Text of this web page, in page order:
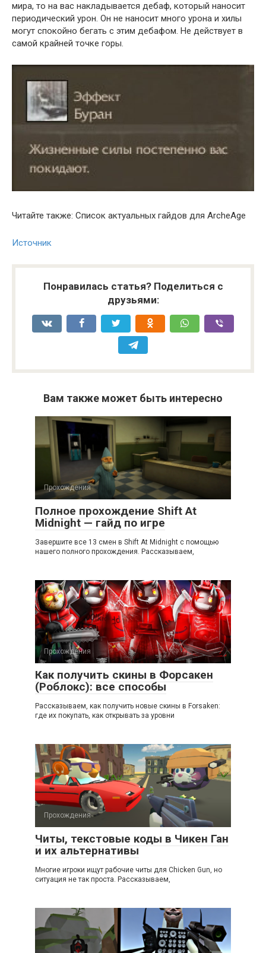
мира, то на вас накладывается дебаф, который наносит
периодический урон. Он не наносит много урона и хилы
могут спокойно бегать с этим дебафом. Не действует в
самой крайней точке горы.
Читайте также: Список актуальных гайдов для ArcheAge
Источник
Понравилась статья? Поделиться с
друзьями:
Вам также может быть интересно
Прохождения
Полное прохождение Shift At
Midnight — гайд по игре
Завершите все 13 смен в Shift At Midnight с помощью
нашего полного прохождения. Рассказываем,
Прохождения
Как получить скины в Форсакен
(Роблокс): все способы
Рассказываем, как получить новые скины в Forsaken:
где их покупать, как открывать за уровни
Прохождения
Читы, текстовые коды в Чикен Ган
и их альтернативы
Многие игроки ищут рабочие читы для Chicken Gun, но
ситуация не так проста. Рассказываем,